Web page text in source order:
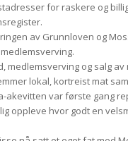
for raskere og
av Grunnloven og
medlemsverving og salg
lokal, kortreist mat
akevitten var første gang
oppleve hvor godt en